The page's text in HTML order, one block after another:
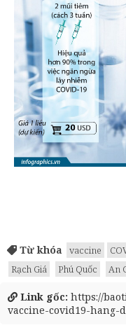
Từ khóa vaccine
Rạch Giá
Phú Quốc An
Link gốc: https://
vaccine-covid19-